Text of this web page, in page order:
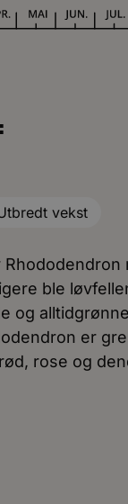
vekst
ble
og
er
rose og